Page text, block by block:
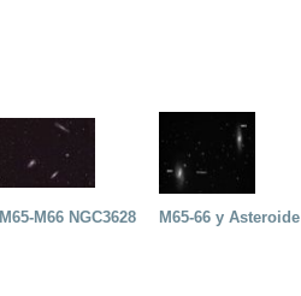
M65-M66 NGC3628 M65-66 y Asteroide